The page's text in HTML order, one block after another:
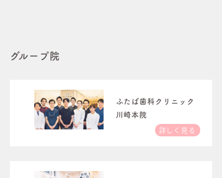
グループ院
ふたば歯科クリニック
川崎本院
詳しく見る